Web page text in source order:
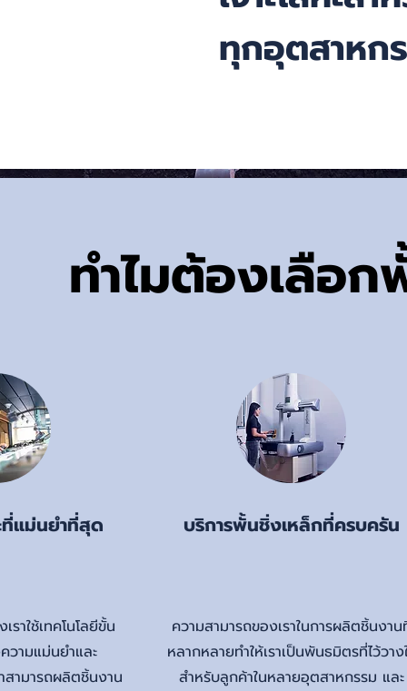
ทุกอุตสาหก
ทำไมต้องเลือ
แม่นยำที่สุด
ราใช้เทคโนโลยีขั้น
วามแม่นยำและ
ามารถผลิตชิ้นงาน
บริการพั้นชิ่งเหล็กที่ครบครัน
ความสามารถของเราในการผลิตชิ้นงา
หลากหลายทำให้เราเป็นพันธมิตรที่ไว้วาง
สำหรับลูกค้าในหลายอุตสาหกรรม และ